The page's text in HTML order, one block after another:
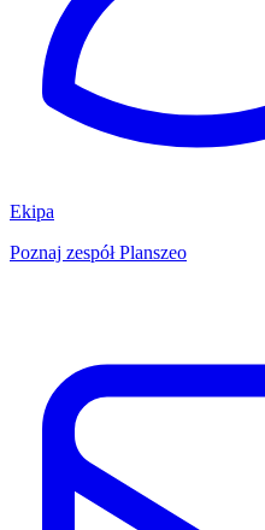
Ekipa
Poznaj zespół Planszeo